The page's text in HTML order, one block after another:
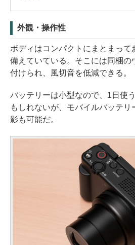
外観・操作性
ボディはコンパクトにまとまって
備えていている。そこには同梱の
付けられ、風切音を低減できる。
バッテリーは小型なので、1日使
もしれないが、モバイルバッテリ
影も可能だ。